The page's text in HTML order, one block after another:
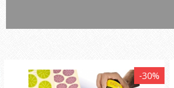
-30%